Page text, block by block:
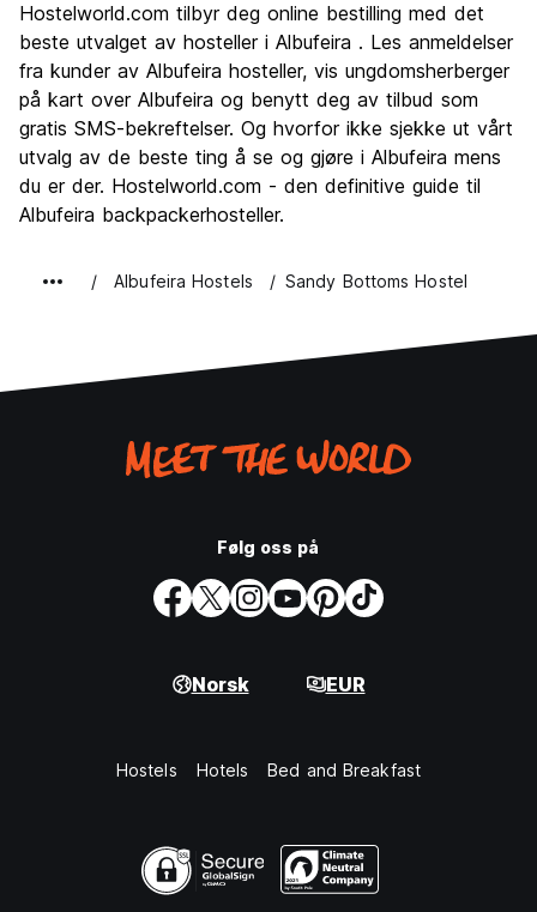
Kultur
6.8
Feste
8.6
Verdi for pengene
7.7
Hostelworld.com tilbyr deg online bestilling med det
beste utvalget av hosteller i Albufeira . Les anmeldelser
fra kunder av Albufeira hosteller, vis ungdomsherberger
på kart over Albufeira og benytt deg av tilbud som
gratis SMS-bekreftelser. Og hvorfor ikke sjekke ut vårt
utvalg av de beste ting å se og gjøre i Albufeira mens
du er der. Hostelworld.com - den definitive guide til
Albufeira backpackerhosteller.
Albufeira Hostels Sandy Bottoms Hostel
Følg oss på
Norsk EUR
Hostels Hotels Bed and Breakfast